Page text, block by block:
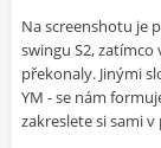
Na screenshotu je
swingu S2,
překonaly. Jinými
YM - se nám
zakreslete si sami